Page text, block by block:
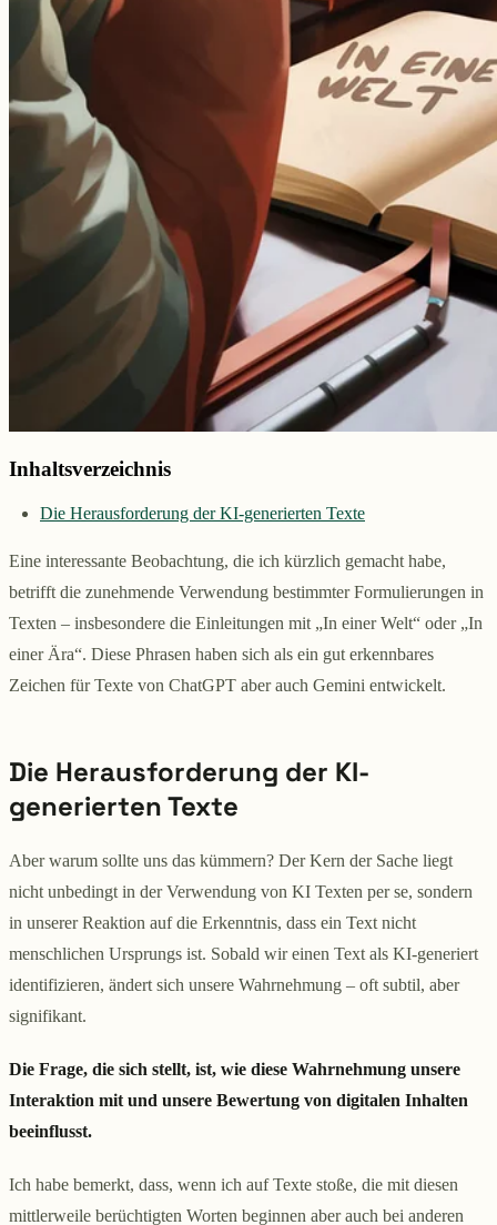
Inhaltsverzeichnis
Die Herausforderung der KI-generierten Texte
Eine interessante Beobachtung, die ich kürzlich gemacht habe,
betrifft die zunehmende Verwendung bestimmter Formulierungen in
Texten – insbesondere die Einleitungen mit „In einer Welt“ oder „In
einer Ära“. Diese Phrasen haben sich als ein gut erkennbares
Zeichen für Texte von ChatGPT aber auch Gemini entwickelt.
Die Herausforderung der KI-
generierten Texte
Aber warum sollte uns das kümmern? Der Kern der Sache liegt
nicht unbedingt in der Verwendung von KI Texten per se, sondern
in unserer Reaktion auf die Erkenntnis, dass ein Text nicht
menschlichen Ursprungs ist. Sobald wir einen Text als KI-generiert
identifizieren, ändert sich unsere Wahrnehmung – oft subtil, aber
signifikant.
Die Frage, die sich stellt, ist, wie diese Wahrnehmung unsere
Interaktion mit und unsere Bewertung von digitalen Inhalten
beeinflusst.
Ich habe bemerkt, dass, wenn ich auf Texte stoße, die mit diesen
mittlerweile berüchtigten Worten beginnen aber auch bei anderen